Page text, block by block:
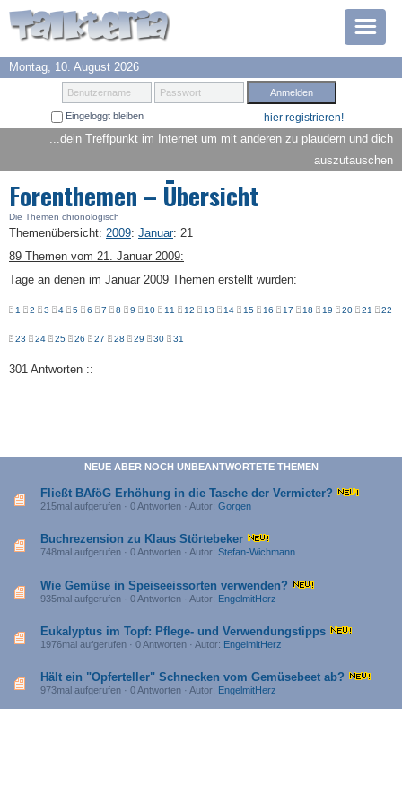
Prämien
Suche
Anmelden
Montag, 10. August 2026
Benutzername Passwort
Eingeloggt bleiben hier registrieren!
...dein Treffpunkt im Internet um mit anderen zu plaudern und dich
auszutauschen
Forenthemen – Übersicht
Die Themen chronologisch
Themenübersicht: 2009: Januar: 21
89 Themen vom 21. Januar 2009:
Tage an denen im Januar 2009 Themen erstellt wurden:
1 2 3 4 5 6 7 8 9 10 11 12 13 14 15 16 17 18 19 20 21 22
23 24 25 26 27 28 29 30 31
301 Antworten ::
NEUE ABER NOCH UNBEANTWORTETE THEMEN
Fließt BAföG Erhöhung in die Tasche der Vermieter?
215mal aufgerufen · 0 Antworten · Autor: Gorgen_
Buchrezension zu Klaus Störtebeker
748mal aufgerufen · 0 Antworten · Autor: Stefan-Wichmann
Wie Gemüse in Speiseeissorten verwenden?
935mal aufgerufen · 0 Antworten · Autor: EngelmitHerz
Eukalyptus im Topf: Pflege- und Verwendungstipps
1976mal aufgerufen · 0 Antworten · Autor: EngelmitHerz
Hält ein "Opferteller" Schnecken vom Gemüsebeet ab?
973mal aufgerufen · 0 Antworten · Autor: EngelmitHerz